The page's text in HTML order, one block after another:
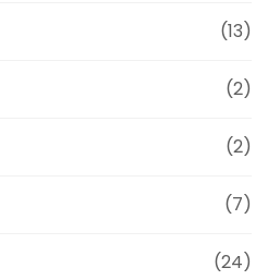
(13)
(2)
(2)
(7)
(24)